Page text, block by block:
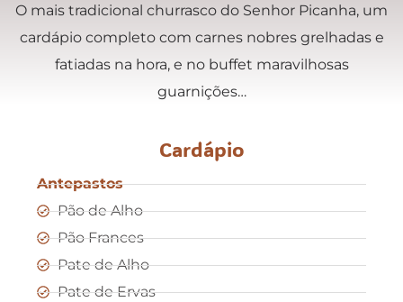
O mais tradicional churrasco do Senhor Picanha, um
cardápio completo com carnes nobres grelhadas e
fatiadas na hora, e no buffet maravilhosas
guarnições…
Cardápio
Antepastos
Pão de Alho
Pão Frances
Pate de Alho
Pate de Ervas